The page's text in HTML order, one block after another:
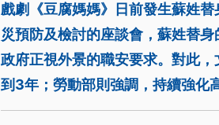
戲劇《豆腐媽媽》日前發生蘇姓
災預防及檢討的座談會，蘇姓替
政府正視外景的職安要求。對此
到3年；勞動部則強調，持續強化